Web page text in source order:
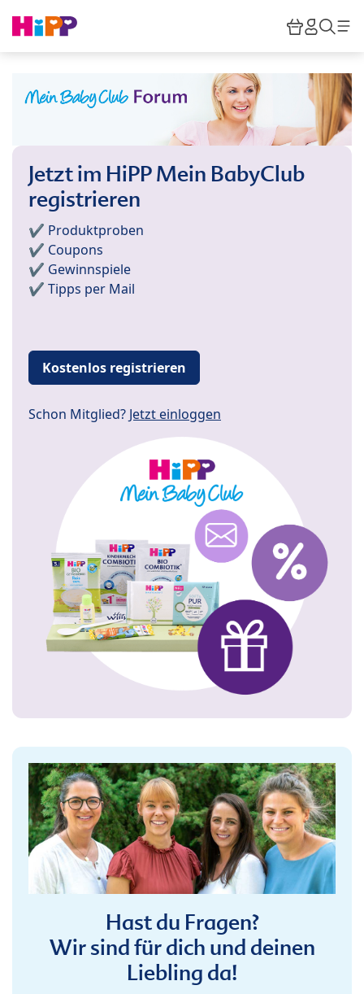
HiPP
Jetzt im HiPP Mein BabyClub
registrieren
✔️ Produktproben
✔️ Coupons
✔️ Gewinnspiele
✔️ Tipps per Mail
Kostenlos registrieren
Schon Mitglied? Jetzt einloggen
Hast du Fragen?
Wir sind für dich und deinen
Liebling da!